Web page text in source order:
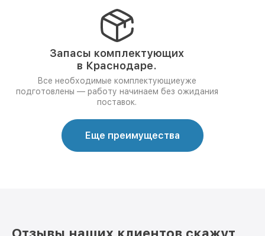
Запасы комплектующих
в Краснодаре.
Все необходимые комплектующиеуже
подготовлены — работу начинаем без ожидания
поставок.
Еще преимущества